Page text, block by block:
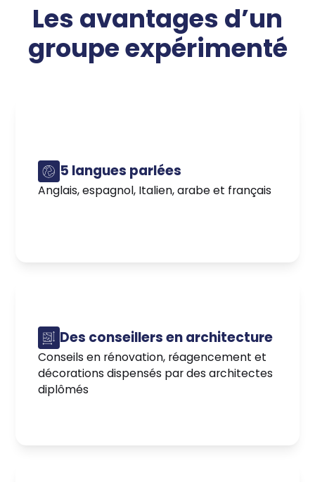
Les avantages d’un
groupe expérimenté
5 langues parlées
Anglais, espagnol, Italien, arabe et français
Des conseillers en architecture
Conseils en rénovation, réagencement et
décorations dispensés par des architectes
diplômés